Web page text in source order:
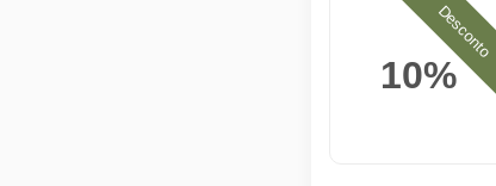
10%
Desconto